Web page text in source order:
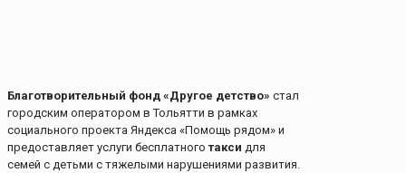
Благотворительный фонд «Другое детство» стал
городским оператором в Тольятти в рамках
социального проекта Яндекса «Помощь рядом» и
предоставляет услуги бесплатного такси для
семей с детьми с тяжелыми нарушениями развития.